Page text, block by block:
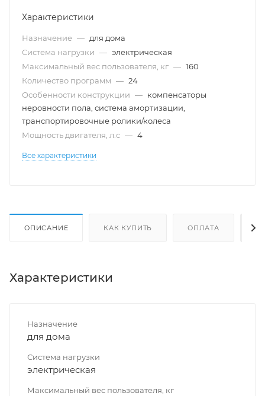
Характеристики
Назначение — для дома
Система нагрузки — электрическая
Максимальный вес пользователя, кг — 160
Количество программ — 24
Особенности конструкции — компенсаторы
неровности пола, система амортизации,
транспортировочные ролики/колеса
Мощность двигателя, л.с — 4
Все характеристики
ОПИСАНИЕ КАК КУПИТЬ ОПЛАТА
Характеристики
Назначение
для дома
Система нагрузки
электрическая
Максимальный вес пользователя, кг